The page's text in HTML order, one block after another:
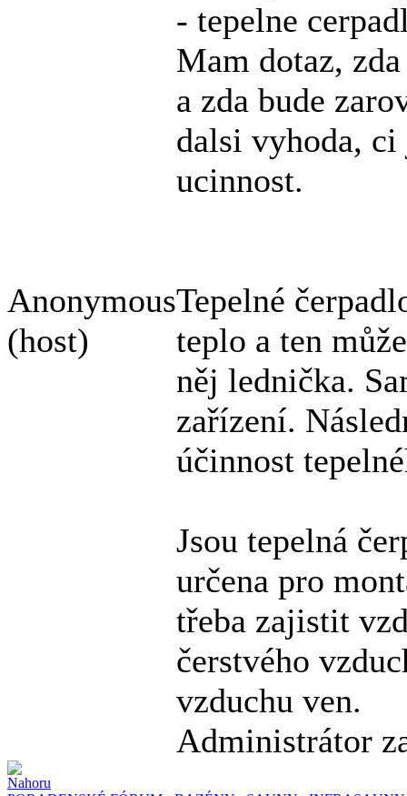
Anonymous
(host)
- tepelne
Mam dotaz,
a zda bude
dalsi vyhoda,
ucinnost.
Tepelné
teplo a ten
něj lednička.
zařízení.
účinnost
Jsou tepelná
určena pro
třeba zajistit
čerstvého
vzduchu ven.
Administrátor